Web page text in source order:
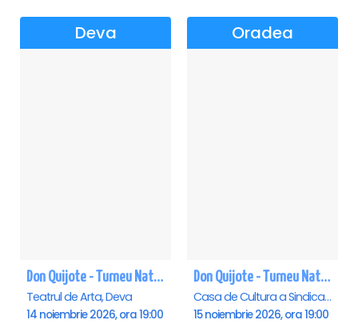
Deva
Don Quijote - Turneu National de balet - Deva
Teatrul de Arta, Deva
14 noiembrie 2026, ora 19:00
Oradea
Don Quijote - Turneu National de balet - Oradea
Casa de Cultura a Sindicatelor , Oradea
15 noiembrie 2026, ora 19:00